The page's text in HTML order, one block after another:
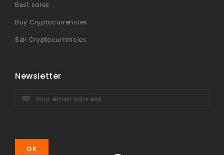
Best sales
Buy Cryptocurrencies
Sell Cryptocurrencies
Newsletter